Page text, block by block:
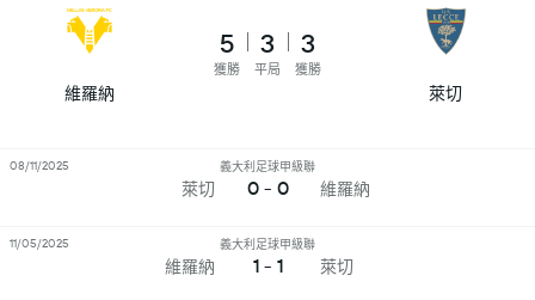
維羅納
5
獲勝
3
平局
3
獲勝
萊切
萊切
義大利足球甲級聯
0 - 0 維羅納
08/11/2025
維羅納
義大利足球甲級聯
1 - 1 萊切
11/05/2025